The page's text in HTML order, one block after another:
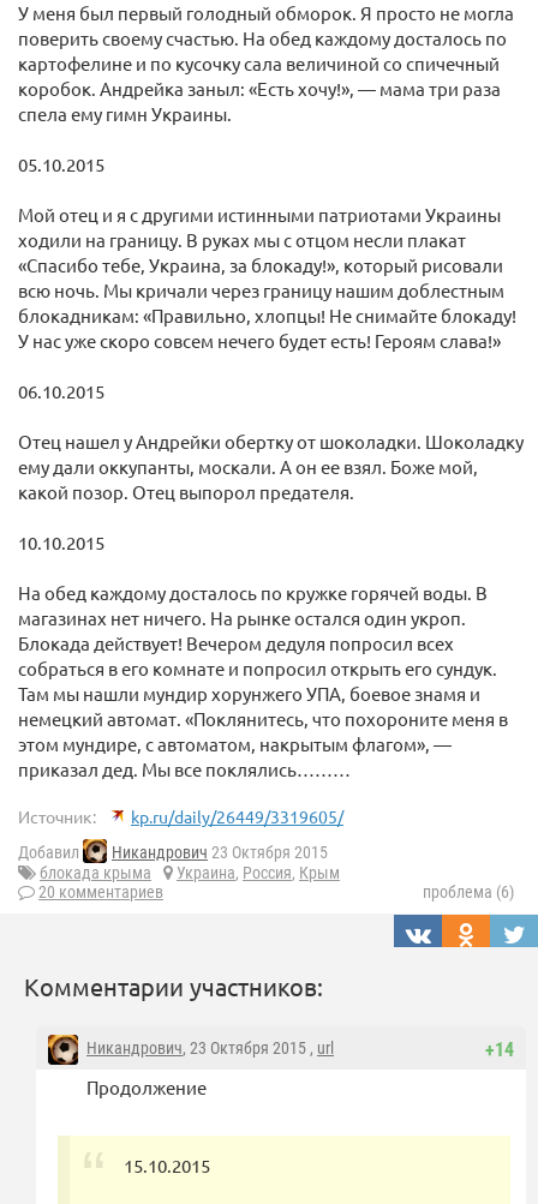
У меня был первый голодный обморок. Я просто не могла
поверить своему счастью. На обед каждому досталось по
картофелине и по кусочку сала величиной со спичечный
коробок. Андрейка заныл: «Есть хочу!», — мама три раза
спела ему гимн Украины.
05.10.2015
Мой отец и я с другими истинными патриотами Украины
ходили на границу. В руках мы с отцом несли плакат
«Спасибо тебе, Украина, за блокаду!», который рисовали
всю ночь. Мы кричали через границу нашим доблестным
блокадникам: «Правильно, хлопцы! Не снимайте блокаду!
У нас уже скоро совсем нечего будет есть! Героям слава!»
06.10.2015
Отец нашел у Андрейки обертку от шоколадки. Шоколадку
ему дали оккупанты, москали. А он ее взял. Боже мой,
какой позор. Отец выпорол предателя.
10.10.2015
На обед каждому досталось по кружке горячей воды. В
магазинах нет ничего. На рынке остался один укроп.
Блокада действует! Вечером дедуля попросил всех
собраться в его комнате и попросил открыть его сундук.
Там мы нашли мундир хорунжего УПА, боевое знамя и
немецкий автомат. «Поклянитесь, что похороните меня в
этом мундире, с автоматом, накрытым флагом», —
приказал дед. Мы все поклялись………
Источник: kp.ru/daily/26449/3319605/
Добавил Никандрович 23 Октября 2015
блокада крыма
Украина, Россия, Крым
20 комментариев
проблема (6)
Комментарии участников:
+14
Никандрович, 23 Октября 2015 , url
Продолжение
15.10.2015